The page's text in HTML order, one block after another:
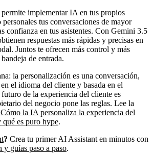
implementar IA en tus propios
tus conversaciones de mayor
confianza en tus asistentes. Con Gemini 3.5
respuestas más rápidas y precisas en
Juntos te ofrecen más control y más
de entrada.
la personalización es una conversación,
el idioma del cliente y basada en el
de la experiencia del cliente es
del negocio pone las reglas. Lee la
Cómo la IA personaliza la experiencia del
es puro hype.
? Crea tu primer AI Assistant en minutos con
y guías paso a paso.